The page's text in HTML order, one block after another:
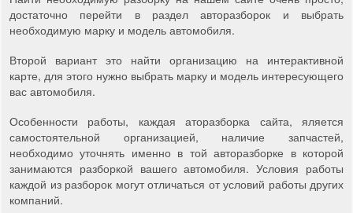
достаточно перейти в раздел авторазборок и выбрать
необходимую марку и модель автомобиля.
Второй вариант это найти организацию на интерактивной
карте, для этого нужно выбрать марку и модель интересующего
вас автомобиля.
Особенности работы, каждая аторазборка сайта, яляется
самостоятельной организацией, наличие запчастей,
необходимо уточнять именно в той авторазборке в которой
занимаются разборкой вашего автомобиля. Условия работы
каждой из разборок могут отличаться от условий работы других
компаний.